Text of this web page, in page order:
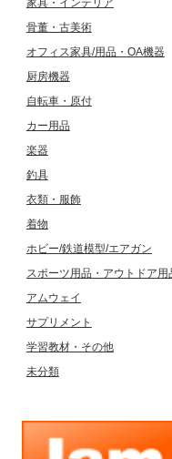
家具・インテリア
骨董・古美術
オフィス家具/用品・OA機器
厨房機器
自転車・原付
カー用品
楽器
釣具
衣類・服飾
着物
ホビー/鉄道模型/エアガン
スポーツ用品・アウトドア用
アムウェイ
サプリメント
学習教材・その他
未分類